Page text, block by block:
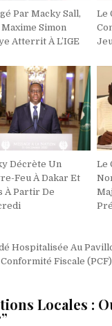
Par Macky Sall,
Simon
Atterrit À L’IGE
Le
Décrète Un
Feu À Dakar Et
À Partir De
Le
Hospitalisée Au
Fiscale
Locales :
”